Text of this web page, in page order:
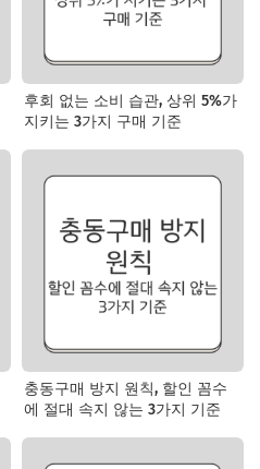
후회 없는 소비 습관, 상위 5%가
지키는 3가지 구매 기준
충동구매 방지 원칙, 할인 꼼수
에 절대 속지 않는 3가지 기준